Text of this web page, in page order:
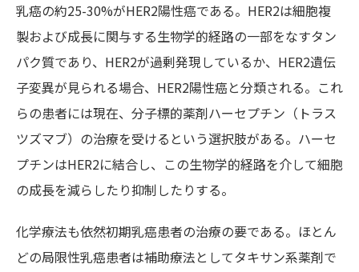
乳癌の約25-30%がHER2陽性癌である。HER2は細胞複
製および成長に関与する生物学的経路の一部をなすタン
パク質であり、HER2が過剰発現しているか、HER2遺伝
子変異が見られる場合、HER2陽性癌と分類される。これ
らの患者には現在、分子標的薬剤ハーセプチン（トラス
ツズマブ）の治療を受けるという選択肢がある。ハーセ
プチンはHER2に結合し、この生物学的経路を介して細胞
の成長を減らしたり抑制したりする。
化学療法も依然初期乳癌患者の治療の要である。ほとん
どの局限性乳癌患者は補助療法としてタキサン系薬剤で